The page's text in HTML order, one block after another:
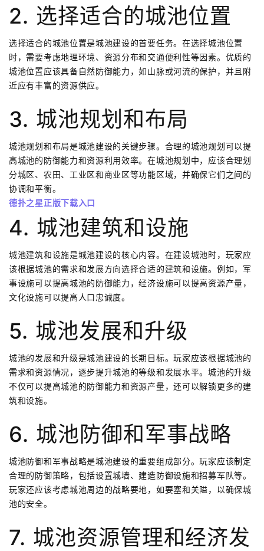
2. 选择适合的城池位置
选择适合的城池位置是城池建设的首要任务。在选择城池位置
时，需要考虑地理环境、资源分布和交通便利性等因素。优质的
城池位置应该具备自然防御能力，如山脉或河流的保护，并且附
近应有丰富的资源供应。
3. 城池规划和布局
城池规划和布局是城池建设的关键步骤。合理的城池规划可以提
高城池的防御能力和资源利用效率。在城池规划中，应该合理划
分城区、农田、工业区和商业区等功能区域，并确保它们之间的
协调和平衡。
德扑之星正版下载入口
4. 城池建筑和设施
城池建筑和设施是城池建设的核心内容。在建设城池时，玩家应
该根据城池的需求和发展方向选择合适的建筑和设施。例如，军
事设施可以提高城池的防御能力，经济设施可以提高资源产量，
文化设施可以提高人口忠诚度。
5. 城池发展和升级
城池的发展和升级是城池建设的长期目标。玩家应该根据城池的
需求和资源情况，逐步提升城池的等级和发展水平。城池的升级
不仅可以提高城池的防御能力和资源产量，还可以解锁更多的建
筑和设施。
6. 城池防御和军事战略
城池防御和军事战略是城池建设的重要组成部分。玩家应该制定
合理的防御策略，包括设置城墙、建造防御设施和招募军队等。
玩家还应该考虑城池周边的战略要地，如要塞和关隘，以确保城
池的安全。
7. 城池资源管理和经济发